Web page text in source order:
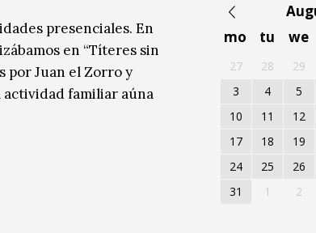
presenciales. En
en “Títeres sin
por Juan el Zorro y
familiar aúna
mo
tu we
27 28 29
3
4 5
10
11 12
17
18 19
24
25 26
31
1 2